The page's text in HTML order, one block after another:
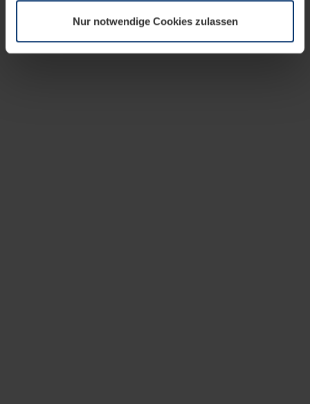
Datenschutzerklärungunserer Website ändern oder
widerrufen.
Nur notwendige Cookies zulassen